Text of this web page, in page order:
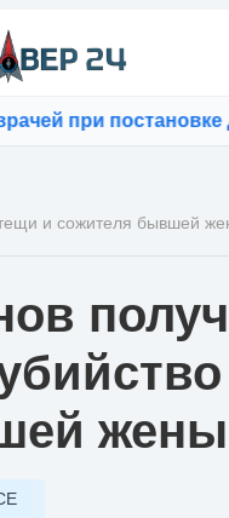
при постановке
и сожителя бывшей
жены